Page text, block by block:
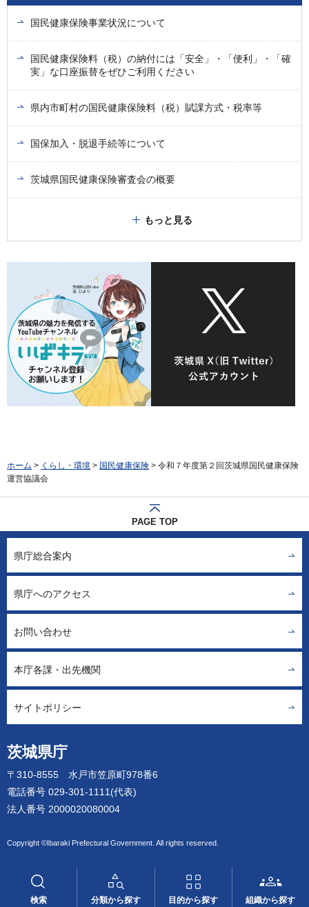
検索 分類から探す 目的から探す 組織から探す
国民健康保険事業状況について
国民健康保険料（税）の納付には「安全」・「便利」・「確
実」な口座振替をぜひご利用ください
県内市町村の国民健康保険料（税）賦課方式・税率等
国保加入・脱退手続等について
茨城県国民健康保険審査会の概要
もっと見る
ホーム > くらし・環境 > 国民健康保険 > 令和７年度第２回茨城県国民健康保険
運営協議会
PAGE TOP
茨城県庁
〒310-8555 水戸市笠原町978番6
電話番号 029-301-1111(代表)
法人番号 2000020080004
Copyright ©Ibaraki Prefectural Government. All rights reserved.
県庁総合案内
県庁へのアクセス
お問い合わせ
本庁各課・出先機関
サイトポリシー